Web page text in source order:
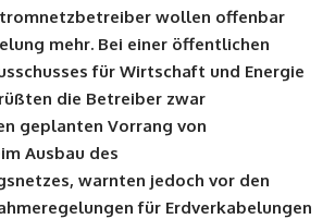
wollen offenbar
mehr. Bei einer öffentlichen
für Wirtschaft und Energie
die Betreiber zwar
geplanten Vorrang von
Ausbau des
warnten jedoch vor den
für Erdverkabelungen